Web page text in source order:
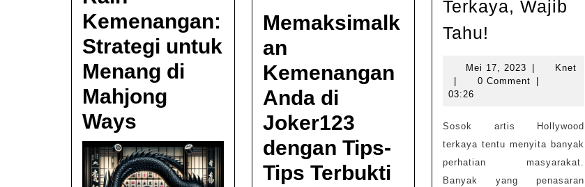
Mahjong
Ways
Kemenangan:
Strategi untuk
Menang di
Mahjong
Ways
Joker123
dengan
Tips
Memaksimalk
an
Kemenangan
Anda di
Joker123
dengan Tips-
Tips Terbukti
Terkaya, Wajib
Tahu!
Hollywood
Terkaya,
Tahu!
Mei 17, 2023Mei
17,
Knet
Knet
0 Comment
03:26
Sosok artis Hollywood
terkaya tentu menyita banyak
perhatian masyarakat.
Banyak yang penasaran